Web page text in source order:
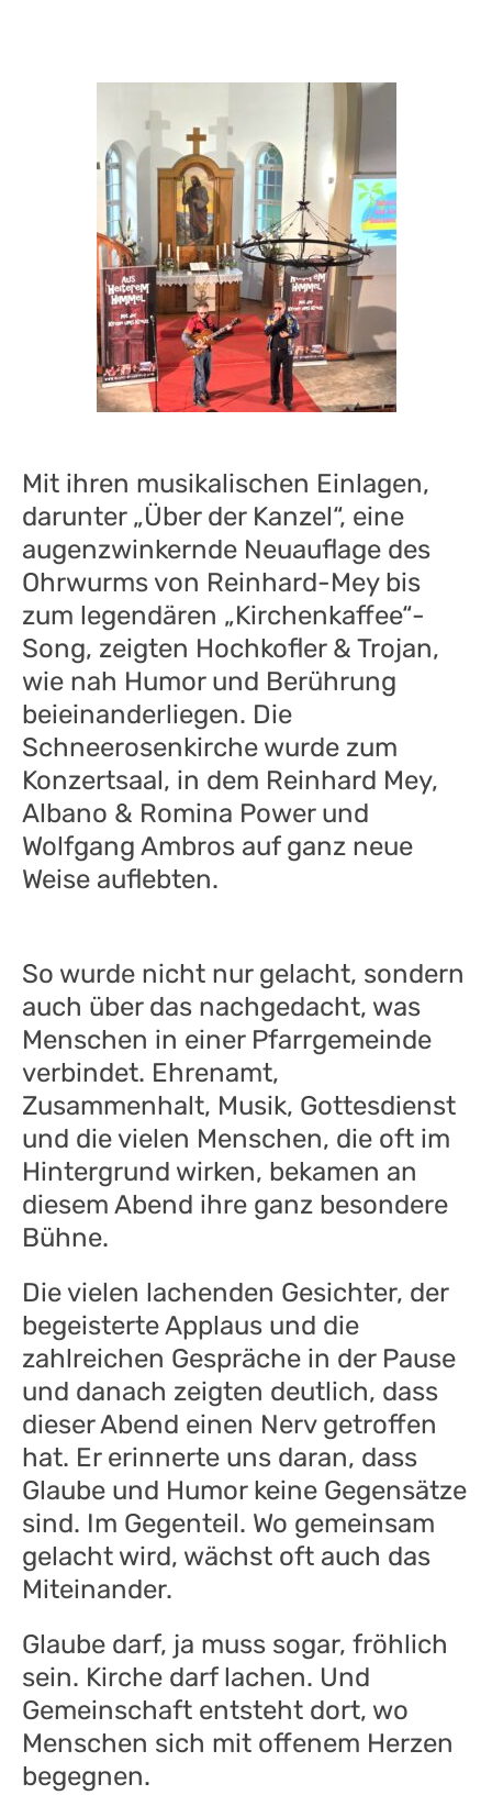
Mit ihren musikalischen Einlagen,
darunter „Über der Kanzel“, eine
augenzwinkernde Neuauflage des
Ohrwurms von Reinhard-Mey bis
zum legendären „Kirchenkaffee“-
Song, zeigten Hochkofler & Trojan,
wie nah Humor und Berührung
beieinanderliegen. Die
Schneerosenkirche wurde zum
Konzertsaal, in dem Reinhard Mey,
Albano & Romina Power und
Wolfgang Ambros auf ganz neue
Weise auflebten.
So wurde nicht nur gelacht, sondern
auch über das nachgedacht, was
Menschen in einer Pfarrgemeinde
verbindet. Ehrenamt,
Zusammenhalt, Musik, Gottesdienst
und die vielen Menschen, die oft im
Hintergrund wirken, bekamen an
diesem Abend ihre ganz besondere
Bühne.
Die vielen lachenden Gesichter, der
begeisterte Applaus und die
zahlreichen Gespräche in der Pause
und danach zeigten deutlich, dass
dieser Abend einen Nerv getroffen
hat. Er erinnerte uns daran, dass
Glaube und Humor keine Gegensätze
sind. Im Gegenteil. Wo gemeinsam
gelacht wird, wächst oft auch das
Miteinander.
Glaube darf, ja muss sogar, fröhlich
sein. Kirche darf lachen. Und
Gemeinschaft entsteht dort, wo
Menschen sich mit offenem Herzen
begegnen.